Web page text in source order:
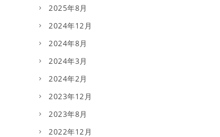
2025年8月
2024年12月
2024年8月
2024年3月
2024年2月
2023年12月
2023年8月
2022年12月